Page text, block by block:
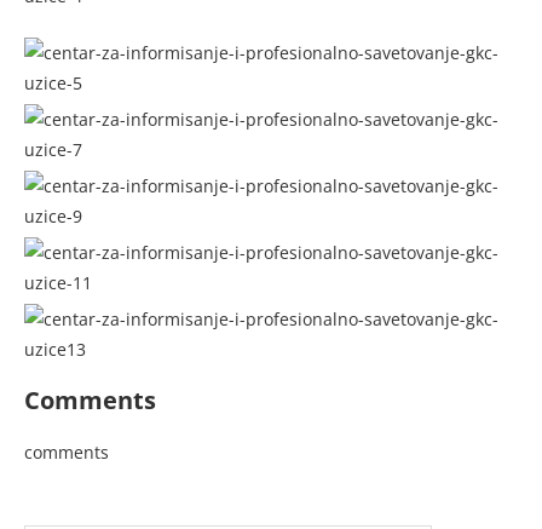
Comments
comments